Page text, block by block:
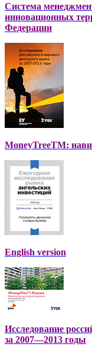
Система
инновационных
Федерации
MoneyTreeTM:
English version
Исследование
за 2007—2013 годы